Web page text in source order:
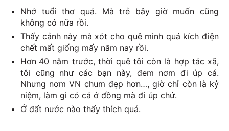
Nhớ tuổi thơ quá. Mà trẻ bây giờ muốn cũng
không có nữa rồi.
Thấy cảnh này mà xót cho quê mình quá kích điện
chết mất giống mấy năm nay rồi.
Hơn 40 năm trước, thời quê tôi còn là hợp tác xã,
tôi cũng như các bạn này, đem nơm đi úp cá.
Nhưng nơm VN chum đẹp hơn…, giờ chỉ còn là kỷ
niệm, làm gì có cá ở đồng mà đi úp chứ.
Ở đất nước nào thấy thích quá.